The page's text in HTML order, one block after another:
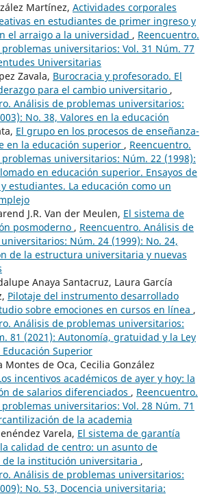
Martínez, Actividades corporales
en estudiantes de primer ingreso y
el arraigo a la universidad , Reencuentro.
universitarios: Vol. 31 Núm. 77
Universitarias
Zavala, Burocracia y profesorado. El
para el cambio universitario ,
Análisis de problemas universitarios:
No. 38, Valores en la educación
El grupo en los procesos de enseñanza-
en la educación superior , Reencuentro.
universitarios: Núm. 22 (1998):
en educación superior. Ensayos de
estudiantes. La educación como un
J.R. Van der Meulen, El sistema de
posmoderno , Reencuentro. Análisis de
Núm. 24 (1999): No. 24,
de la estructura universitaria y nuevas
Anaya Santacruz, Laura García
Pilotaje del instrumento desarrollado
sobre emociones en cursos en línea ,
Análisis de problemas universitarios:
81 (2021): Autonomía, gratuidad y la Ley
Superior
Montes de Oca, Cecilia González
incentivos académicos de ayer y hoy: la
de salarios diferenciados , Reencuentro.
universitarios: Vol. 28 Núm. 71
de la academia
Varela, El sistema de garantía
calidad de centro: un asunto de
de la institución universitaria ,
Análisis de problemas universitarios:
No. 53, Docencia universitaria: